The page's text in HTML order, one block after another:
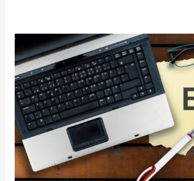
Błąd
403
co
musisz
o
nim
wiedzieć?